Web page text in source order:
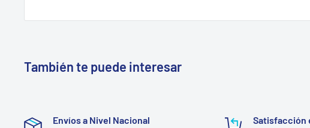
También te puede interesar
Envíos a Nivel Nacional
Satisfacción